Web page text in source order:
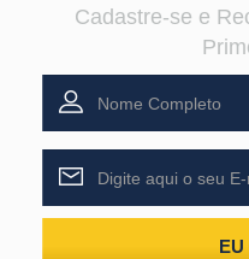
Cadastre-se e
EU